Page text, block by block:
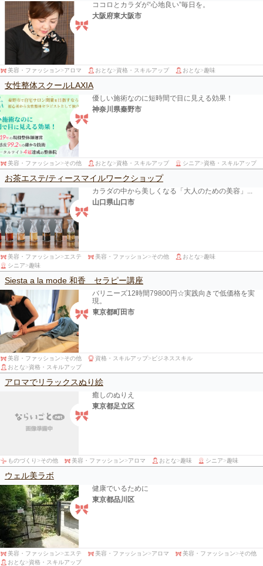
ココロとカラダが“心地良い”毎日を。
大阪府東大阪市
美容・ファッション>アロマ おとな>資格・スキルアップ おとな>趣味
女性整体スクールLAXIA
優しい施術なのに短時間で目に見える効果！
神奈川県秦野市
美容・ファッション>その他 おとな>資格・スキルアップ シニア>資格・スキルアップ
お茶エステ/ティースマイルワークショップ
カラダの中から美しくなる「大人のための美容」...
山口県山口市
美容・ファッション>エステ 美容・ファッション>その他 おとな>趣味
シニア>趣味
Siesta a la mode 和香 セラピー講座
バリニーズ12時間79800円☆実践向きで低価格を実
現。
東京都町田市
美容・ファッション>その他 資格・スキルアップ> ビジネススキル
おとな>資格・スキルアップ
アロマでリラックスぬり絵
癒しのぬりえ
東京都足立区
ものづくり >その他 美容・ファッション>アロマ おとな>趣味 シニア>趣味
ウェル美ラボ
健康でいるために
東京都品川区
美容・ファッション>エステ 美容・ファッション>アロマ 美容・ファッション>その他
おとな>資格・スキルアップ